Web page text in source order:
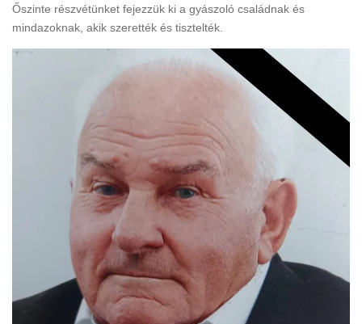
Őszinte részvétünket fejezzük ki a gyászoló családnak és
mindazoknak, akik szerették és tisztelték.